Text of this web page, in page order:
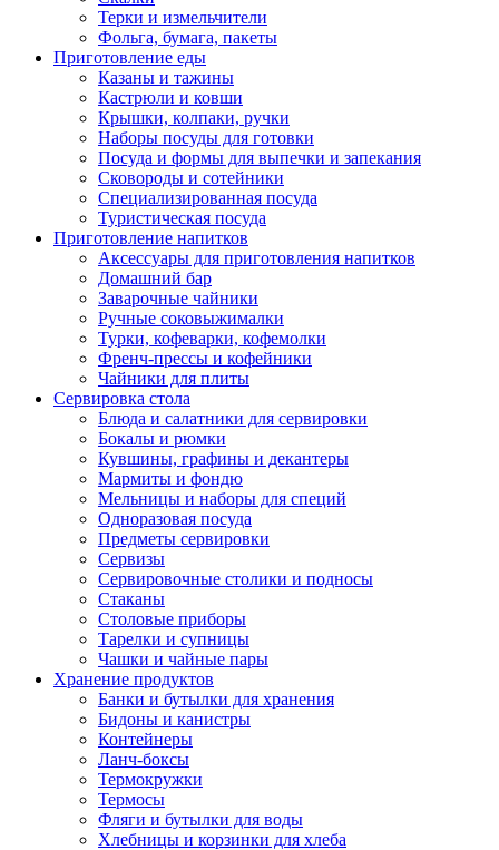
Терки и измельчители
Фольга, бумага, пакеты
Приготовление еды
Казаны и тажины
Кастрюли и ковши
Крышки, колпаки, ручки
Наборы посуды для готовки
Посуда и формы для выпечки и запекания
Сковороды и сотейники
Специализированная посуда
Туристическая посуда
Приготовление напитков
Аксессуары для приготовления напитков
Домашний бар
Заварочные чайники
Ручные соковыжималки
Турки, кофеварки, кофемолки
Френч-прессы и кофейники
Чайники для плиты
Сервировка стола
Блюда и салатники для сервировки
Бокалы и рюмки
Кувшины, графины и декантеры
Мармиты и фондю
Мельницы и наборы для специй
Одноразовая посуда
Предметы сервировки
Сервизы
Сервировочные столики и подносы
Стаканы
Столовые приборы
Тарелки и супницы
Чашки и чайные пары
Хранение продуктов
Банки и бутылки для хранения
Бидоны и канистры
Контейнеры
Ланч-боксы
Термокружки
Термосы
Фляги и бутылки для воды
Хлебницы и корзинки для хлеба